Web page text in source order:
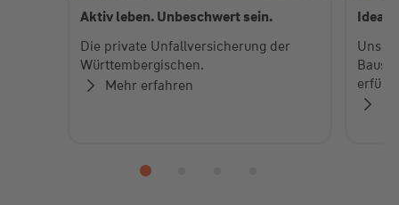
Aktiv leben. Unbeschwert sein.
Die private Unfallversicherung der
Württembergischen.
Mehr erfahren
Ideal
Unser